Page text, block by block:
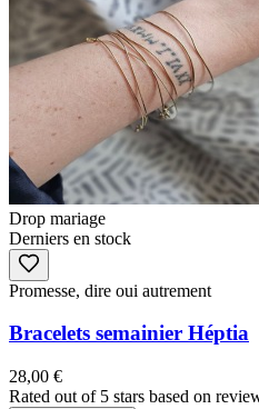
Drop mariage
Derniers en stock
Promesse, dire oui autrement
Bracelets semainier Héptia
28,00 €
Rated out of 5 stars based on